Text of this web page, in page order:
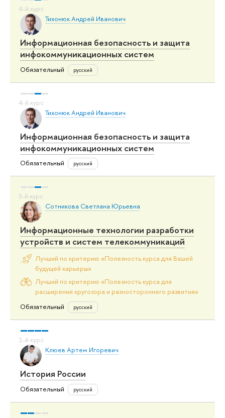
Тихонюк Андрей Иванович
Информационная безопасность и защита
инфокоммуникационных систем
Обязательный русский
Тихонюк Андрей Иванович
Информационная безопасность и защита
инфокоммуникационных систем
Обязательный русский
Сотникова Светлана Юрьевна
Информационные технологии разработки
устройств и систем телекоммуникаций
Лучший по критерию «Полезность курса для Вашей
будущей карьеры»
Лучший по критерию «Полезность курса для
расширения кругозора и разностороннего развития»
Обязательный
русский
Клюев Артем Игоревич
История России
Обязательный русский